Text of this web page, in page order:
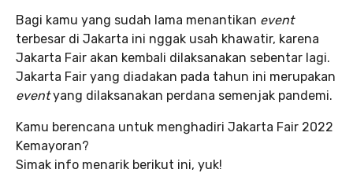
Bagi kamu yang sudah lama menantikan event
terbesar di Jakarta ini nggak usah khawatir, karena
Jakarta Fair akan kembali dilaksanakan sebentar lagi.
Jakarta Fair yang diadakan pada tahun ini merupakan
eventyang dilaksanakan perdana semenjak pandemi.
Kamu berencana untuk menghadiri Jakarta Fair 2022
Kemayoran?
Simak info menarik berikut ini, yuk!